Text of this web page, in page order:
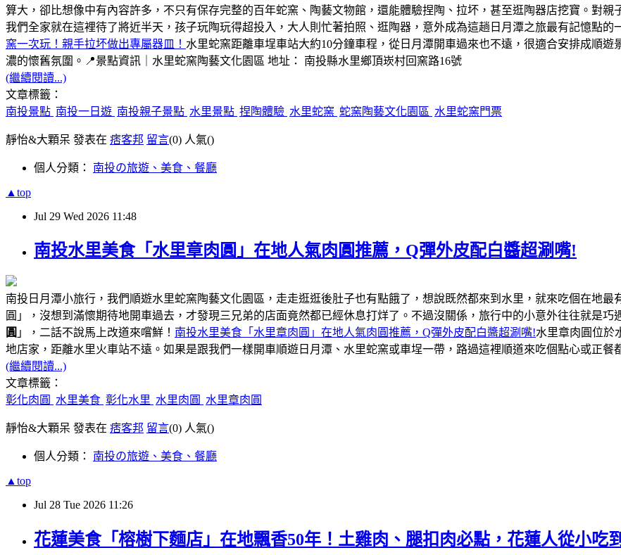
算大，卻比想像中有內容許多，不只有保存完整的百年蛇窯、陶藝文物館，還能體驗捏陶、拉坏，甚至逛陶器店挖寶。對
我們全家就在這裡待了將近半天，孩子玩陶玩得超投入，大人則忙著拍照、逛陶器，意外成為這趟日月潭之旅最有記憶點的
窯一次玩！親手拉坏做出專屬器皿！ 水里蛇窯距離車埕車站大約10分鐘車程，從日月潭開車過來也不遠，很適合安排成順
濃的懷舊氛圍。📍景點資訊｜水里蛇窯陶藝文化園區 地址： 南投縣水里鄉頂崁村回窯路16號
(繼續閱讀...)
文章標籤：
南投景點 南投一日遊 南投親子景點 水里景點 捏陶體驗 水里蛇窯 蛇窯陶藝文化園區 水里蛇窯門票
靜怡&大顆呆 發表在 痞客邦 留言(0) 人氣()
個人分類： 南投の旅遊、美食、餐廳
▲top
Jul 29 Wed 2026 11:48
南投水里美食「水里章肉圓」在地人氣肉圓推薦，Q彈外皮配白醬超涮嘴!
南投日月潭小旅行，我們順遊水里蛇窯陶藝文化園區，走走逛逛後肚子也有點餓了，想說既然都來到水里，就來吃個在地
圓」，沒想到滿懷期待地開車過去，才發現三兄弟的店面竟然都已經休息打烊了。不過沒關係，旅行中的小意外往往就是
圓 」，二話不說馬上改道來嚐鮮！ 南投水里美食「水里章肉圓」在地人氣肉圓推薦，Q彈外皮配白醬超涮嘴!水里章肉圓位於
地店家， 距離水里火車站不遠 。如果是跟我們一樣開車順遊日月潭、水里蛇窯或車埕一帶，路過這裡順道來吃個點心或正餐
(繼續閱讀...)
文章標籤：
彰化肉圓
水里美食 彰化水里 水里肉圓 水里章肉圓
靜怡&大顆呆 發表在 痞客邦 留言(0) 人氣()
個人分類： 南投の旅遊、美食、餐廳
▲top
Jul 28 Tue 2026 11:26
花蓮美食「榕樹下麵店」在地飄香50年！土雞肉、腿扣肉必點，花蓮人從小吃